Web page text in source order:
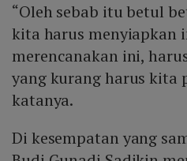
“Oleh sebab itu betul
kita harus menyiapkan
merencanakan ini,
yang kurang harus kita
katanya.
Di kesempatan yang